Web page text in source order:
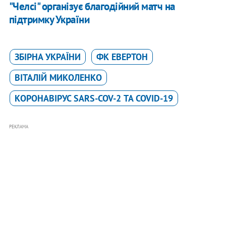
"Челсі" організує благодійний матч на
підтримку України
ЗБІРНА УКРАЇНИ
ФК ЕВЕРТОН
ВІТАЛІЙ МИКОЛЕНКО
КОРОНАВІРУС SARS-COV-2 ТА COVID-19
РЕКЛАМА